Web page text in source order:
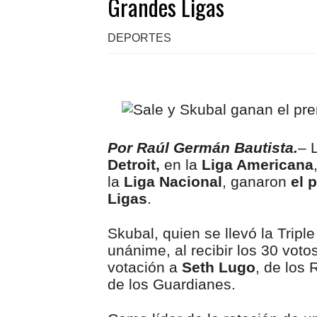
Grandes Ligas
DEPORTES
Por Raúl Germán Bautista.–
Detroit, en la Liga Americana
la Liga Nacional, ganaron el
Ligas.
Skubal, quien se llevó la
unánime, al recibir los 30
votación a Seth Lugo, de los
de los Guardianes.